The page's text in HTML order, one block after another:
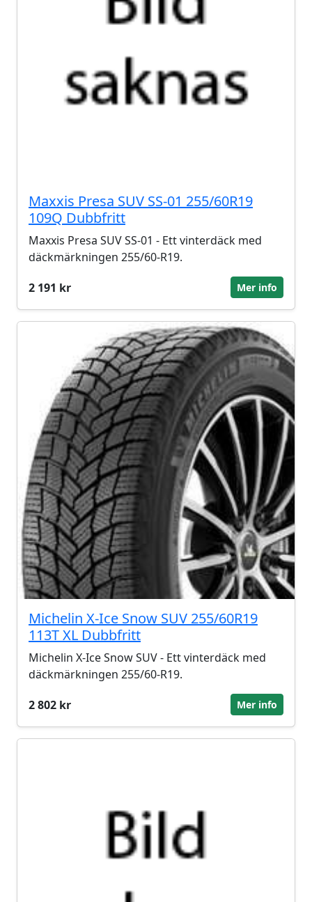
Maxxis Presa SUV SS-01 255/60R19
109Q Dubbfritt
Maxxis Presa SUV SS-01 - Ett vinterdäck med
däckmärkningen 255/60-R19.
2 191 kr
Mer info
Michelin X-Ice Snow SUV 255/60R19
113T XL Dubbfritt
Michelin X-Ice Snow SUV - Ett vinterdäck med
däckmärkningen 255/60-R19.
2 802 kr
Mer info